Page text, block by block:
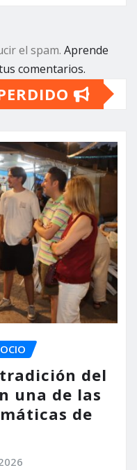
el spam. Aprende
comentarios.
OCIO
del
una de las
de